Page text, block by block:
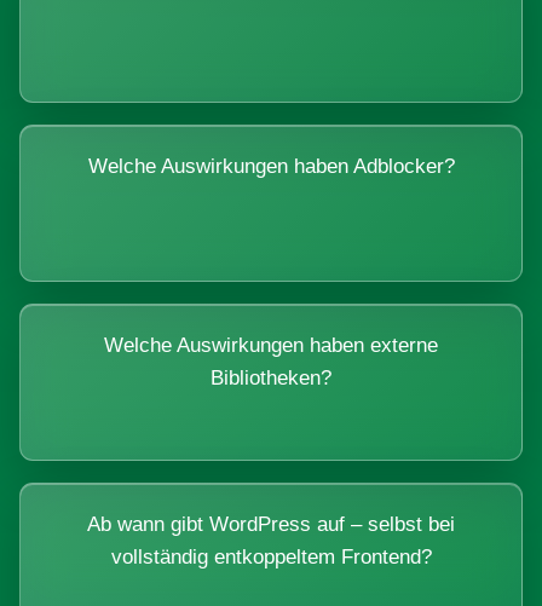
Welche Auswirkungen haben Adblocker?
Welche Auswirkungen haben externe
Bibliotheken?
Ab wann gibt WordPress auf – selbst bei
vollständig entkoppeltem Frontend?